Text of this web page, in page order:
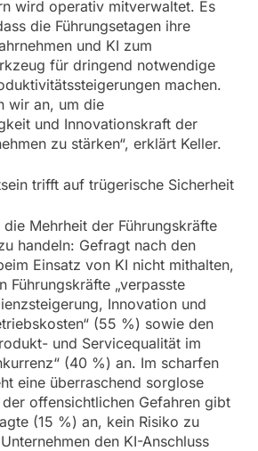
wird operativ mitverwaltet. Es
die Führungsetagen ihre
und KI zum
für dringend notwendige
machen.
wir an, um die
und Innovationskraft der
zu stärken“, erklärt Keller.
trifft auf trügerische Sicherheit
Mehrheit der Führungskräfte
handeln: Gefragt nach den
Einsatz von KI nicht mithalten,
Führungskräfte „verpasste
Innovation und
(55 %) sowie den
und Servicequalität im
(40 %) an. Im scharfen
eine überraschend sorglose
offensichtlichen Gefahren gibt
(15 %) an, kein Risiko zu
den KI-Anschluss